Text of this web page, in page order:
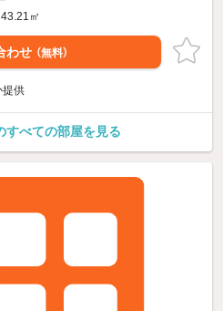
㎡
わせ （無料）
提供
すべての部屋を見る